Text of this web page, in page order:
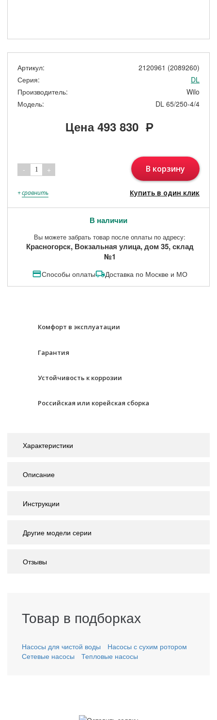
Артикул:
2120961 (2089260)
Серия:
DL
Производитель:
Wilo
Модель:
DL 65/250-4/4
Цена493 830 Р
- 1 + В корзину
+сравнить Купить в один клик
В наличии
Вы можете забрать товар после оплаты по адресу:
Красногорск, Вокзальная улица, дом 35, склад
№1
Способы оплаты Доставка по Москве и МО
Комфорт в эксплуатации
Гарантия
Устойчивость к коррозии
Российская или корейская сборка
Характеристики
Описание
Инструкции
Другие модели серии
Отзывы
Товар в подборках
Насосы для чистой воды
Насосы с сухим ротором
Сетевые насосы
Тепловые насосы